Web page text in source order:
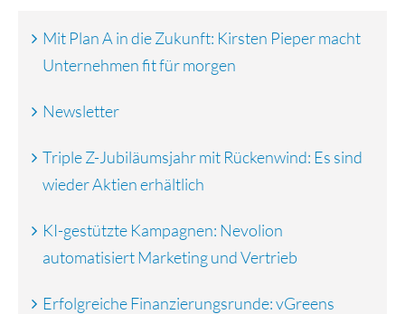
Mit Plan A in die Zukunft: Kirsten Pieper macht
Unternehmen fit für morgen
Newsletter
Triple Z-Jubiläumsjahr mit Rückenwind: Es sind
wieder Aktien erhältlich
KI-gestützte Kampagnen: Nevolion
automatisiert Marketing und Vertrieb
Erfolgreiche Finanzierungsrunde: vGreens